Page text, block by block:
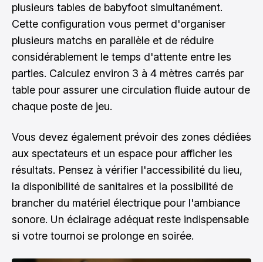
plusieurs tables de babyfoot simultanément.
Cette configuration vous permet d'organiser
plusieurs matchs en parallèle et de réduire
considérablement le temps d'attente entre les
parties. Calculez environ 3 à 4 mètres carrés par
table pour assurer une circulation fluide autour de
chaque poste de jeu.
Vous devez également prévoir des zones dédiées
aux spectateurs et un espace pour afficher les
résultats. Pensez à vérifier l'accessibilité du lieu,
la disponibilité de sanitaires et la possibilité de
brancher du matériel électrique pour l'ambiance
sonore. Un éclairage adéquat reste indispensable
si votre tournoi se prolonge en soirée.